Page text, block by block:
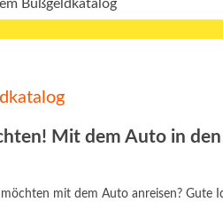
Mit dem Auto in
mit dem Auto anreisen? Gute